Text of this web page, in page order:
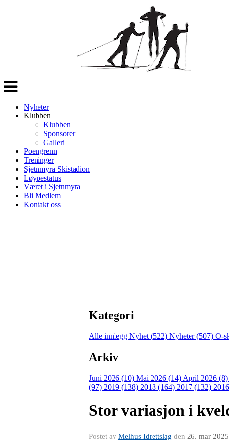
Veksle
navigasjon
Nyheter
Klubben
Klubben
Sponsorer
Galleri
Poengrenn
Treninger
Sjetnmyra Skistadion
Løypestatus
Været i Sjetnmyra
Bli Medlem
Kontakt oss
Kategori
Alle innlegg Nyhet (522) Nyheter (507) O-
Arkiv
Juni 2026 (10) Mai 2026 (14) April 2026 (8)
(97) 2019 (138) 2018 (164) 2017 (132)
Stor variasjon i
Postet av Melhus Idrettslag den 26. mar 2025